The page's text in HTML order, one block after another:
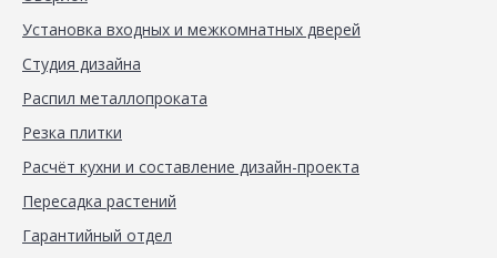
Установка входных и межкомнатных дверей
Студия дизайна
Распил металлопроката
Резка плитки
Расчёт кухни и составление дизайн-проекта
Пересадка растений
Гарантийный отдел